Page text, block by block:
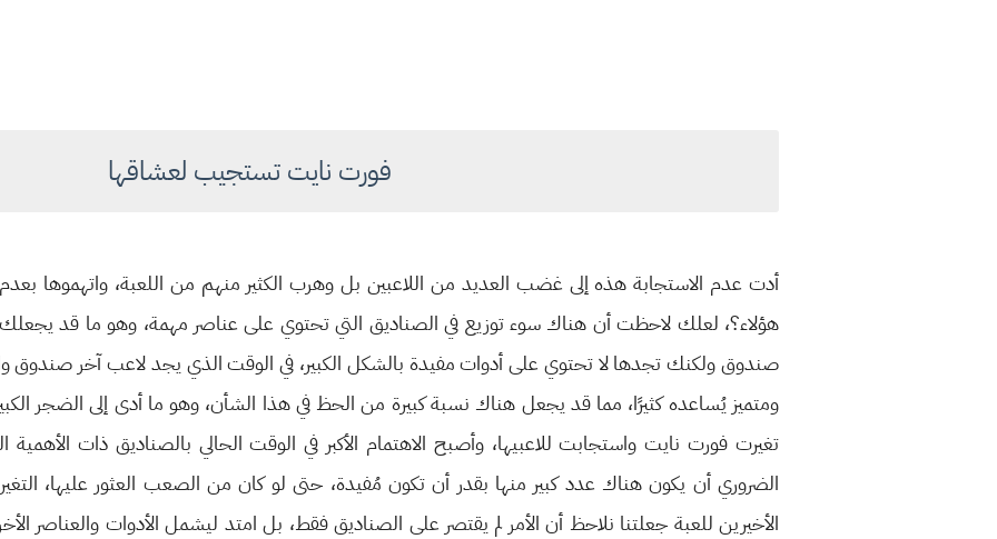
فورت نايت تستجيب لعشاقها
أدت عدم الاستجابة هذه إلى غضب العديد من اللاعبين بل وهرب الكثير منهم من اللعبة، واتهموها
هؤلاء؟، لعلك لاحظت أن هناك سوء توزيع في الصناديق التي تحتوي على عناصر مهمة، وهو ما قد يجعلك
صندوق ولكنك تجدها لا تحتوي على أدوات مفيدة بالشكل الكبير، في الوقت الذي يجد لاعب آخر صندوق
ومتميز يُساعده كثيرًا، مما قد يجعل هناك نسبة كبيرة من الحظ في هذا الشأن، وهو ما أدى إلى الضجر
تغيرت فورت نايت واستجابت للاعبيها، وأصبح الاهتمام الأكبر في الوقت الحالي بالصناديق ذات
الضروري أن يكون هناك عدد كبير منها بقدر أن تكون مُفيدة، حتى لو كان من الصعب العثور عليها،
الأخيرين للعبة جعلتنا نلاحظ أن الأمر لم يقتصر على الصناديق فقط، بل امتد ليشمل الأدوات والعناصر